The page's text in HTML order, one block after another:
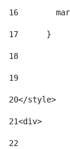
16
17
	}
18
19
20</style>
21<div>
22